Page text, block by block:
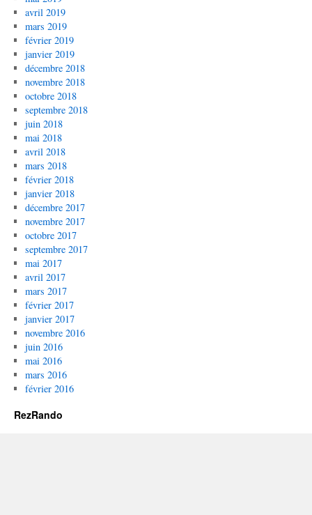
avril 2019
mars 2019
février 2019
janvier 2019
décembre 2018
novembre 2018
octobre 2018
septembre 2018
juin 2018
mai 2018
avril 2018
mars 2018
février 2018
janvier 2018
décembre 2017
novembre 2017
octobre 2017
septembre 2017
mai 2017
avril 2017
mars 2017
février 2017
janvier 2017
novembre 2016
juin 2016
mai 2016
mars 2016
février 2016
RezRando